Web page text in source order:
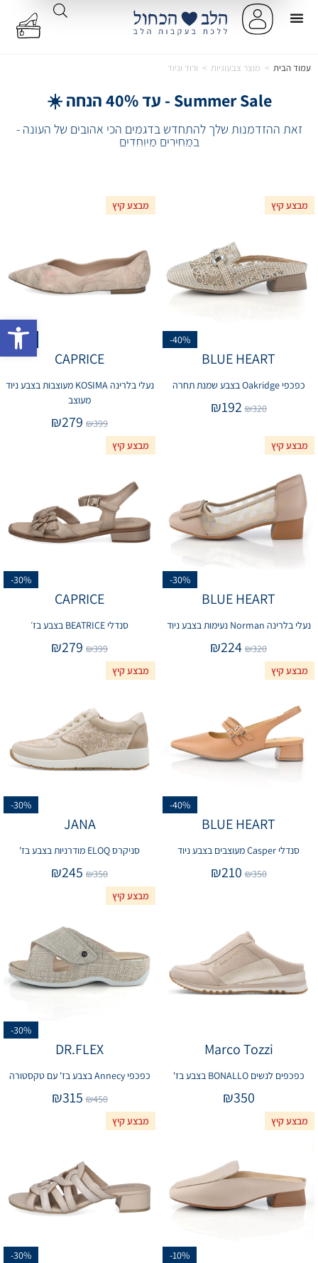
עמוד הבית > מוצר צבעוניות > ורוד וניוד
Summer Sale - עד 40% הנחה ☀️
זאת ההזדמנות שלך להתחדש בדגמים הכי אהובים של העונה -
במחירים מיוחדים
מבצע קיץ
-40%
BLUE HEART
כפכפי Oakridge בצבע שמנת תחרה
₪320
₪192
מבצע קיץ
-30%
CAPRICE
נעלי בלרינה KOSIMA מעוצבות בצבע ניוד
מעוצב
₪399
₪279
מבצע קיץ
-30%
BLUE HEART
נעלי בלרינה Norman נעימות בצבע ניוד
₪320
₪224
מבצע קיץ
-30%
CAPRICE
סנדלי BEATRICE בצבע בז׳
₪399
₪279
מבצע קיץ
-40%
BLUE HEART
סנדלי Casper מעוצבים בצבע ניוד
₪350
₪210
מבצע קיץ
-30%
JANA
סניקרס ELOQ מודרניות בצבע בז'
₪350
₪245
Marco Tozzi
כפכפים לנשים BONALLO בצבע בז'
₪350
מבצע קיץ
-30%
DR.FLEX
כפכפי Annecy בצבע בז' עם טקסטורה
₪450
₪315
מבצע קיץ
-10%
מבצע קיץ
-30%